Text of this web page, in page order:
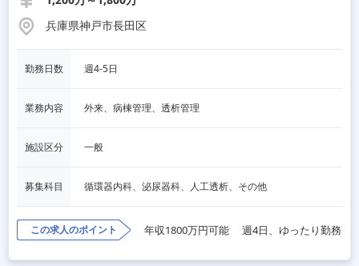
兵庫県神戸市長田区
勤務日数 週4-5日
業務内容 外来、病棟管理、透析管理
施設区分 一般
募集科目 循環器内科、泌尿器科、人工透析、その他
この求人のポイント 年収1800万円可能 週4日、ゆったり勤務